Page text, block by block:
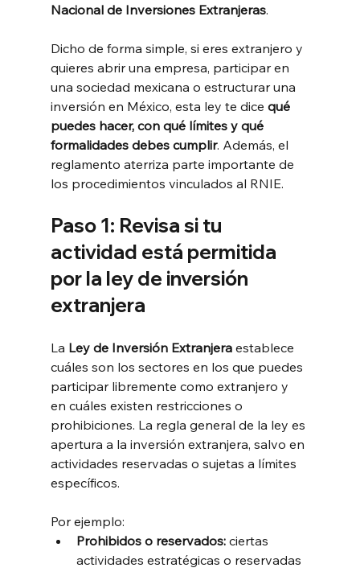
Nacional de Inversiones Extranjeras.
Dicho de forma simple, si eres extranjero y
quieres abrir una empresa, participar en
una sociedad mexicana o estructurar una
inversión en México, esta ley te dice qué
puedes hacer, con qué límites y qué
formalidades debes cumplir. Además, el
reglamento aterriza parte importante de
los procedimientos vinculados al RNIE.
Paso 1: Revisa si tu
actividad está permitida
por la ley de inversión
extranjera
La Ley de Inversión Extranjera establece
cuáles son los sectores en los que puedes
participar libremente como extranjero y
en cuáles existen restricciones o
prohibiciones. La regla general de la ley es
apertura a la inversión extranjera, salvo en
actividades reservadas o sujetas a límites
específicos.
Por ejemplo:
Prohibidos o reservados: ciertas
actividades estratégicas o reservadas